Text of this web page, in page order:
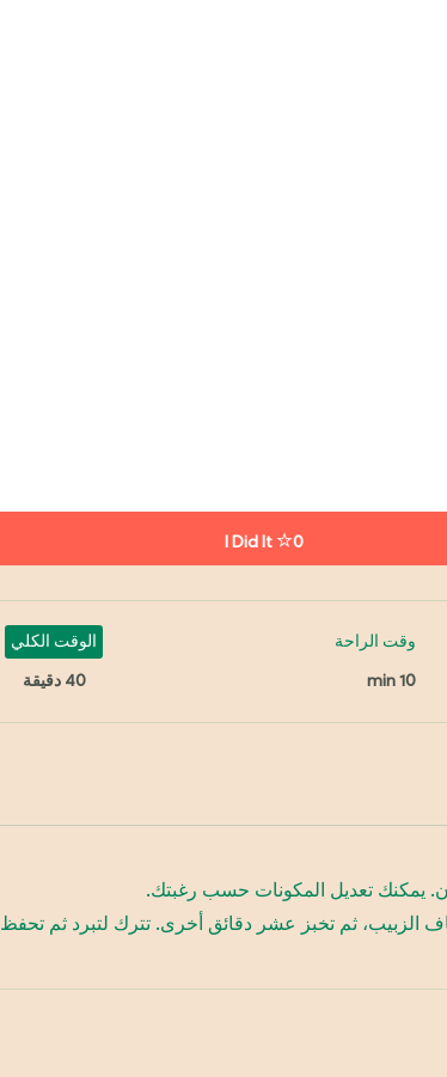
I Did It 0
وقت الراحة
10 min
الوقت الكلي
40 دقيقة
يمكنك تعديل المكونات حسب رغبتك.
الزبيب، ثم تخبز عشر دقائق أخرى. تترك لتبرد ثم